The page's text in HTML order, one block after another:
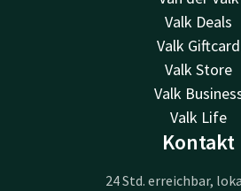
Valk Deals
Valk Giftcard
Valk Store
Valk
Valk Life
Kontakt
24 Std. erreichbar,